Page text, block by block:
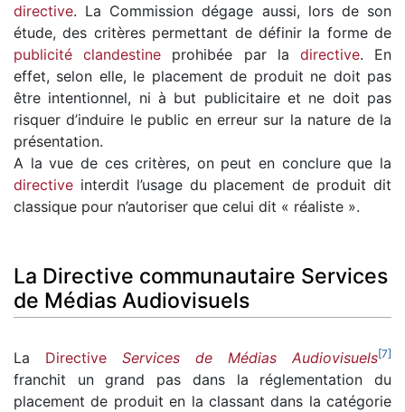
directive. La Commission dégage aussi, lors de son
étude, des critères permettant de définir la forme de
publicité clandestine prohibée par la directive. En
effet, selon elle, le placement de produit ne doit pas
être intentionnel, ni à but publicitaire et ne doit pas
risquer d’induire le public en erreur sur la nature de la
présentation.
A la vue de ces critères, on peut en conclure que la
directive interdit l’usage du placement de produit dit
classique pour n’autoriser que celui dit « réaliste ».
La Directive communautaire Services
de Médias Audiovisuels
La Directive Services de Médias Audiovisuels[7]
franchit un grand pas dans la réglementation du
placement de produit en la classant dans la catégorie